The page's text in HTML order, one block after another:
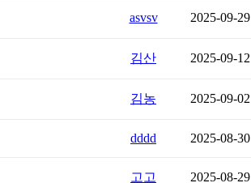
asvsv 2025-09-29
김산 2025-09-12
김농 2025-09-02
dddd 2025-08-30
고고 2025-08-29